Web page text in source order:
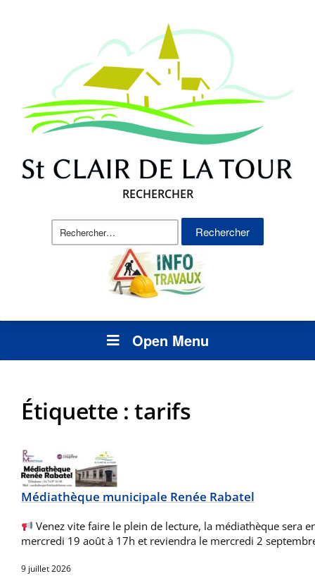
RECHERCHER
Rechercher :
Open Menu
Étiquette : tarifs
Médiathèque municipale Renée Rabatel
Venez vite faire le plein de lecture, la médiathèque sera
mercredi 19 août à 17h et reviendra le mercredi 2
9 juillet 2026